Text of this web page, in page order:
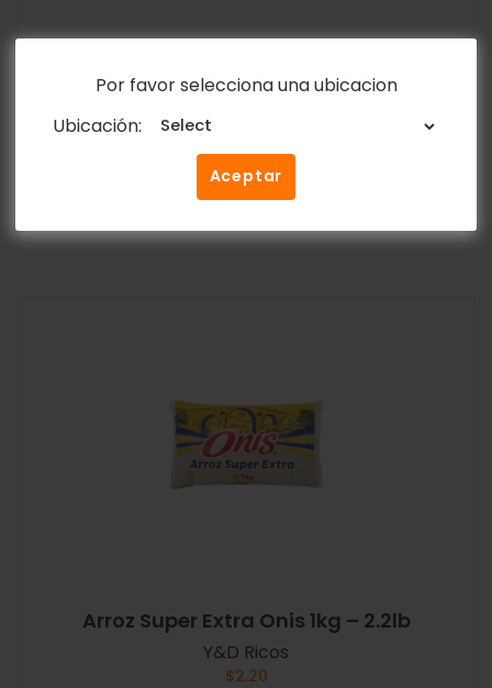
Por favor selecciona una ubicacion
Ubicación:
Aceptar
Y&D Ricos
Arroz Super Extra Onis 1kg – 2.2lb
Y&D Ricos
$2.20